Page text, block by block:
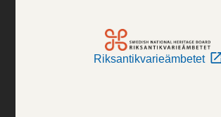
Riksantikvarieämbetet